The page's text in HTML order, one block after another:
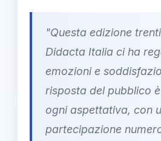
"Questa edizione
Didacta Italia ci ha
emozioni e
risposta del pubblico
ogni aspettativa, con
partecipazione